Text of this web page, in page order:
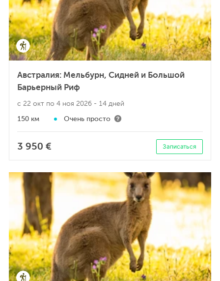
Австралия: Мельбурн, Сидней и Большой
Барьерный Риф
с 22 окт по 4 ноя 2026 - 14 дней
150 км Очень просто
3 950 € Записаться